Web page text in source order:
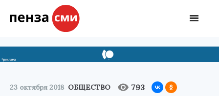
23 октября 2018 ОБЩЕСТВО 793